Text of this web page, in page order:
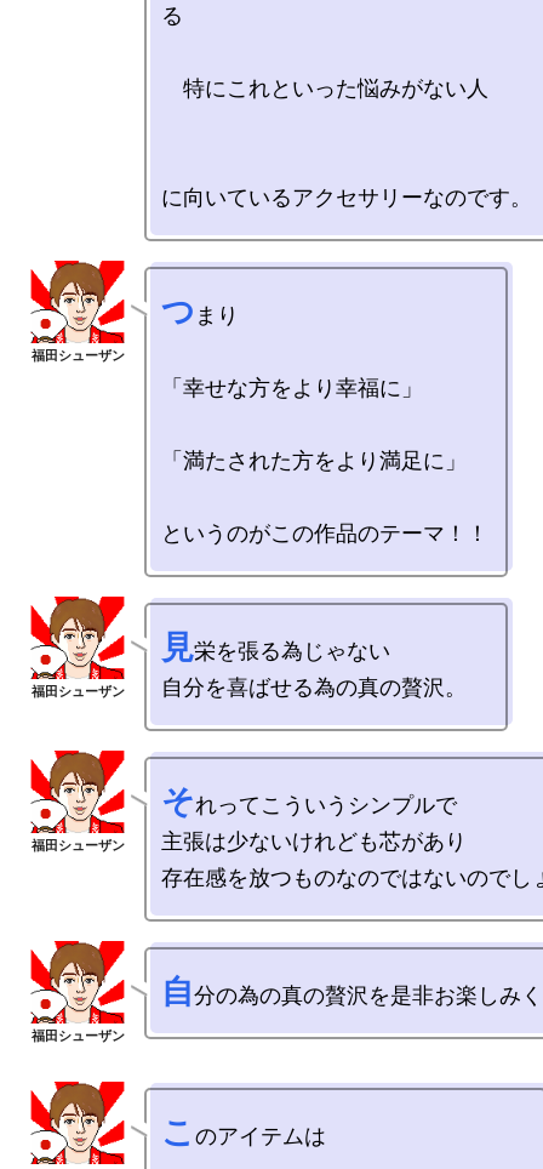
る
特にこれといった悩みがない人
つ まり
「幸せな方をより幸福に」
「満たされた方をより満足に」
見栄を張る為じゃない
それってこういうシンプルで
主張は少ないけれども芯があり
自
こ のアイテムは